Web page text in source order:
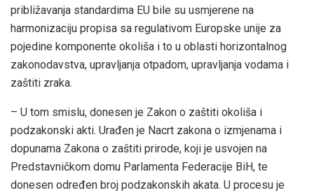
približavanja standardima EU bile su usmjerene na
harmonizaciju propisa sa regulativom Europske unije za
pojedine komponente okoliša i to u oblasti horizontalnog
zakonodavstva, upravljanja otpadom, upravljanja vodama i
zaštiti zraka.
– U tom smislu, donesen je Zakon o zaštiti okoliša i
podzakonski akti. Urađen je Nacrt zakona o izmjenama i
dopunama Zakona o zaštiti prirode, koji je usvojen na
Predstavničkom domu Parlamenta Federacije BiH, te
donesen određen broj podzakonskih akata. U procesu je